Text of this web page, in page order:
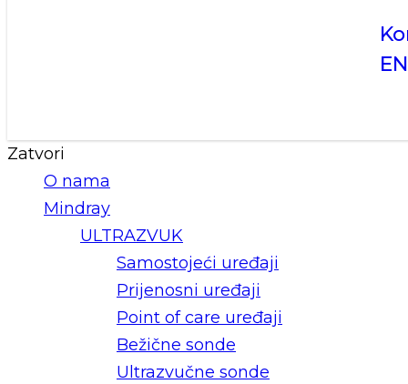
EN
Zatvori
O nama
Mindray
ULTRAZVUK
Samostojeći uređaji
Prijenosni uređaji
Point of care uređaji
Bežične sonde
Ultrazvučne sonde